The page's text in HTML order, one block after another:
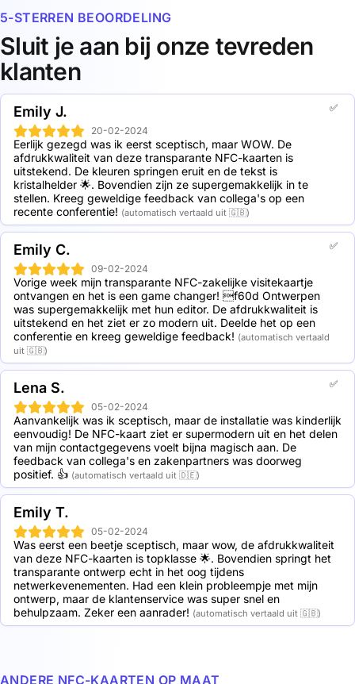
afstanden tot 10 cm. De chip is ingebed in de kaart om
deze te beschermen tegen vuil en vocht. NFC-kaarten
kunnen ook handig in een portemonnee worden
bewaard.
2 Transparent NFC business cards: 19,5% korting
5 Transparent NFC business cards: 30,5% korting
10 Transparent NFC business cards: 41,5% korting
20 Transparent NFC business cards: 50,4% korting
50 Transparent NFC business cards: 56,2% korting
250 Transparent NFC business cards: 69,9% korting
500 Transparent NFC business cards: 73,1% korting
1000 Transparent NFC business cards: 74,4% korting
5-STERREN BEOORDELING
Sluit je aan bij onze tevreden
klanten
✅
Emily J.
20-02-2024
Eerlijk gezegd was ik eerst sceptisch, maar WOW. De
afdrukkwaliteit van deze transparante NFC-kaarten is
uitstekend. De kleuren springen eruit en de tekst is
kristalhelder 🌟. Bovendien zijn ze supergemakkelijk in te
stellen. Kreeg geweldige feedback van collega's op een
recente conferentie! (automatisch vertaald uit 🇬🇧)
✅
Emily C.
09-02-2024
Vorige week mijn transparante NFC-zakelijke visitekaartje
ontvangen en het is een game changer! f60d Ontwerpen
was supergemakkelijk met hun editor. De afdrukkwaliteit is
uitstekend en het ziet er zo modern uit. Deelde het op een
conferentie en kreeg geweldige feedback! (automatisch vertaald
uit 🇬🇧)
✅
Lena S.
05-02-2024
Aanvankelijk was ik sceptisch, maar de installatie was kinderlijk
eenvoudig! De NFC-kaart ziet er supermodern uit en het delen
van mijn contactgegevens voelt bijna magisch aan. De
feedback van collega's en zakenpartners was doorweg
positief. 👍 (automatisch vertaald uit 🇩🇪)
Emily T.
05-02-2024
Was eerst een beetje sceptisch, maar wow, de afdrukkwaliteit
van deze NFC-kaarten is topklasse 🌟. Bovendien springt het
transparante ontwerp echt in het oog tijdens
netwerkevenementen. Had een klein probleempje met mijn
ontwerp, maar de klantenservice was super snel en
behulpzaam. Zeker een aanrader! (automatisch vertaald uit 🇬🇧)
ANDERE NFC-KAARTEN OP MAAT